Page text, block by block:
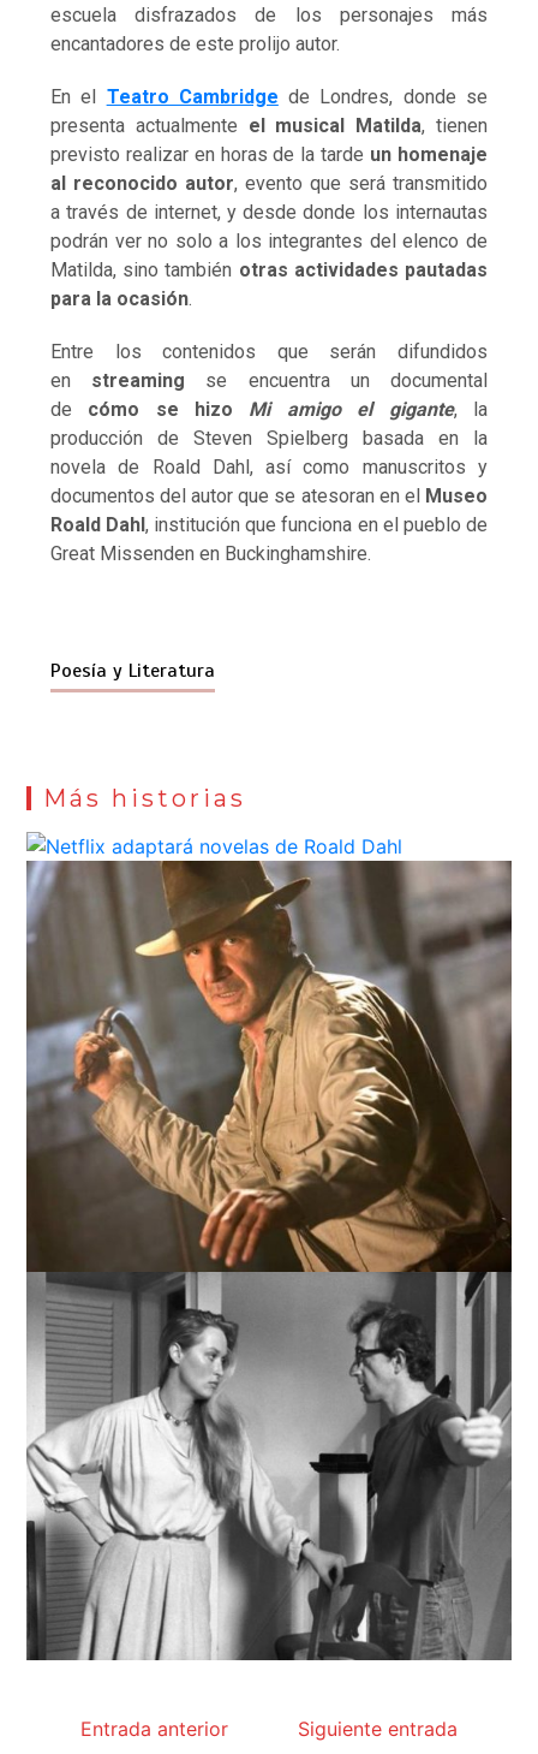
escuela disfrazados de los personajes más
encantadores de este prolijo autor.
En el Teatro Cambridge de Londres, donde se
presenta actualmente el musical Matilda, tienen
previsto realizar en horas de la tarde un homenaje
al reconocido autor, evento que será transmitido
a través de internet, y desde donde los internautas
podrán ver no solo a los integrantes del elenco de
Matilda, sino también otras actividades pautadas
para la ocasión.
Entre los contenidos que serán difundidos
en streaming se encuentra un documental
de cómo se hizo Mi amigo el gigante, la
producción de Steven Spielberg basada en la
novela de Roald Dahl, así como manuscritos y
documentos del autor que se atesoran en el
Museo
Roald Dahl, institución que funciona en el pueblo de
Great Missenden en Buckinghamshire.
Poesía y Literatura
Más historias
Entrada anterior Siguiente entrada